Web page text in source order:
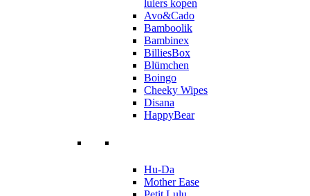
luiers kopen
Avo&Cado
Bamboolik
Bambinex
BilliesBox
Blümchen
Boingo
Cheeky Wipes
Disana
HappyBear
Hu-Da
Mother Ease